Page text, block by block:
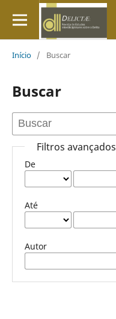
Início / Buscar
Buscar
Filtros avançados
De
Até
Autor